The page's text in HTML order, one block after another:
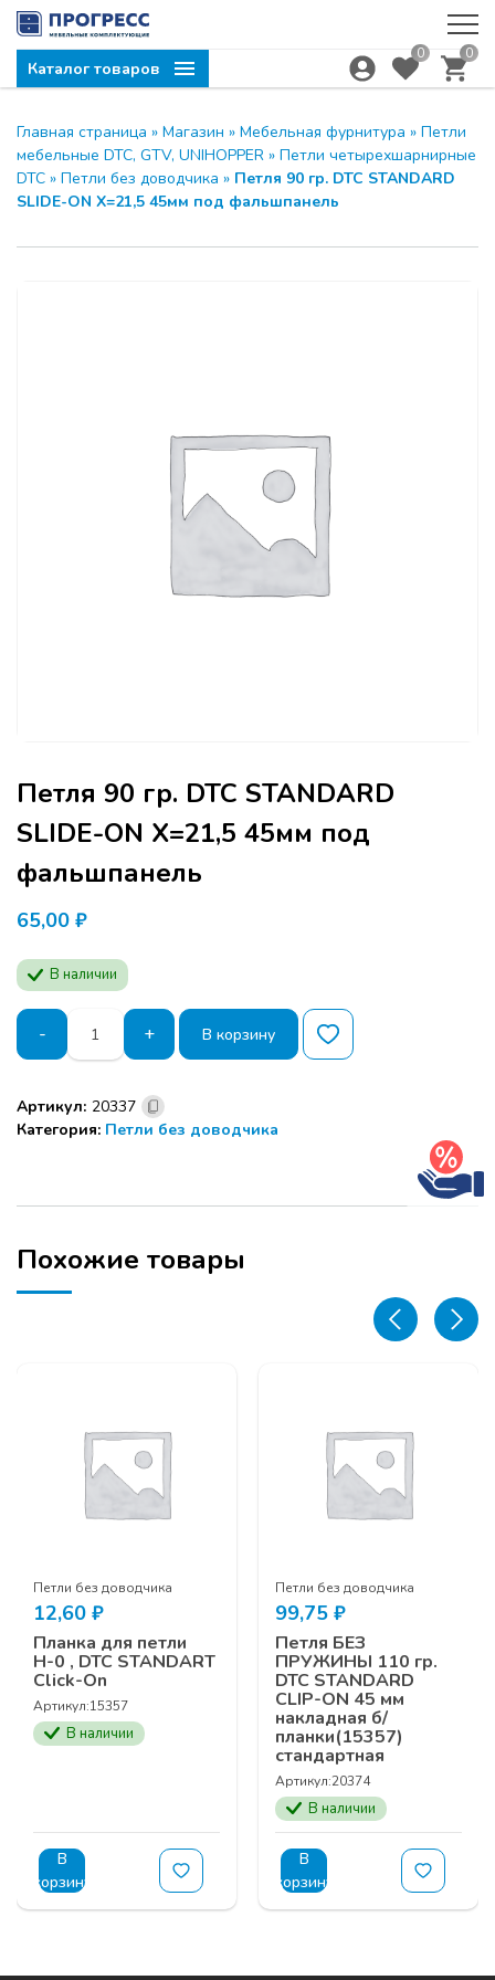
Каталог товаров
0 0
Главная страница » Магазин » Мебельная фурнитура » Петли
мебельные DTC, GTV, UNIHOPPER » Петли четырехшарнирные
DTC » Петли без доводчика » Петля 90 гр. DTC STANDARD
SLIDE-ON Х=21,5 45мм под фальшпанель
Петля 90 гр. DTC STANDARD
SLIDE-ON Х=21,5 45мм под
фальшпанель
65,00 ₽
В наличии
-
Количество
товара
Петля
гр.
DTC
ON
45мм
под
фальшпанель
+ В корзину
Артикул: 20337
Категория: Петли без доводчика
Похожие товары
Петли без доводчика
12,60 ₽
Планка для петли
Н-0 , DTC STANDART
Click-On
Артикул:15357
В наличии
В
корзину
Петли без доводчика
99,75 ₽
Петля БЕЗ
ПРУЖИНЫ 110 гр.
DTC STANDARD
CLIP-ON 45 мм
накладная б/
планки(15357)
стандартная
Артикул:20374
В наличии
В
корзину